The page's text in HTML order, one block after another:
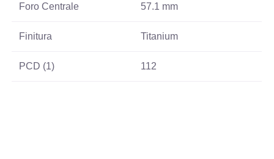
Foro Centrale 57.1 mm
Finitura Titanium
PCD (1) 112